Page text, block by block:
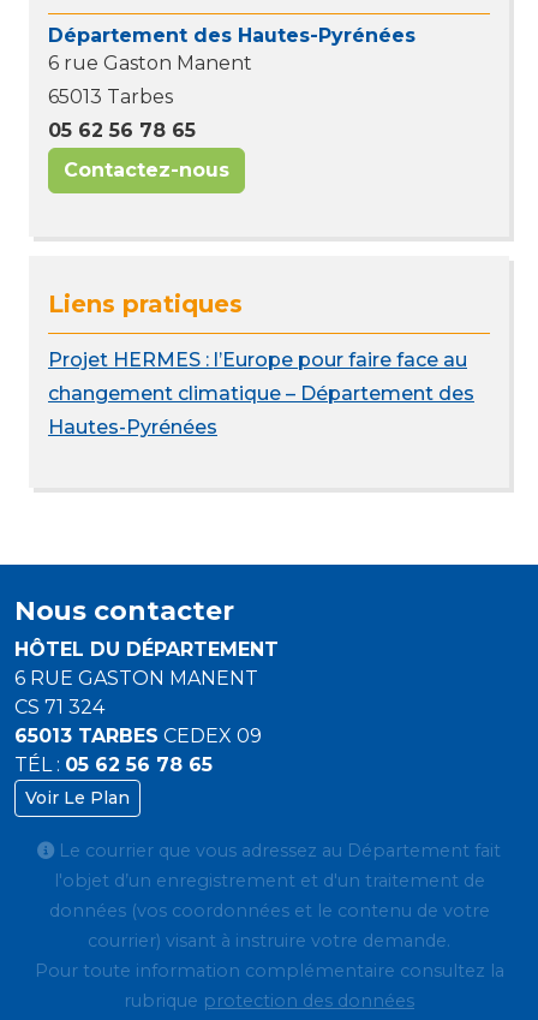
Département des Hautes-Pyrénées
6 rue Gaston Manent
65013 Tarbes
05 62 56 78 65
Contactez-nous
Liens pratiques
Projet HERMES : l’Europe pour faire face au
changement climatique – Département des
Hautes-Pyrénées
Nous contacter
HÔTEL DU DÉPARTEMENT
6 RUE GASTON MANENT
CS 71 324
65013 TARBES CEDEX 09
TÉL : 05 62 56 78 65
Voir Le Plan
Le courrier que vous adressez au Département fait
l'objet d’un enregistrement et d'un traitement de
données (vos coordonnées et le contenu de votre
courrier) visant à instruire votre demande.
Pour toute information complémentaire consultez la
rubrique protection des données